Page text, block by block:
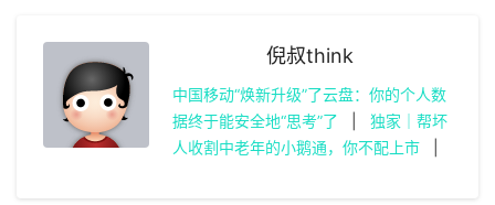
倪叔think
中国移动“焕新升级”了云盘：你的个人数
据终于能安全地“思考”了
独家｜帮坏
人收割中老年的小鹅通，你不配上市|